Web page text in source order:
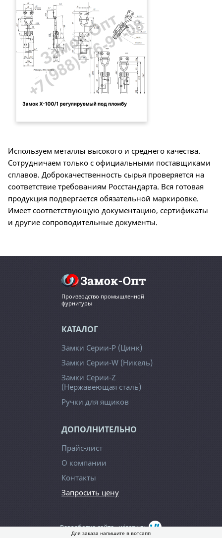
Для заказа напишите в вотсапп
Используем металлы высокого и среднего качества.
Сотрудничаем только с официальными поставщиками
сплавов. Доброкачественность сырья проверяется на
соответствие требованиям Росстандарта. Вся готовая
продукция подвергается обязательной маркировке.
Имеет соответствующую документацию, сертификаты
и другие сопроводительные документы.
Производство промышленной
фурнитуры
КАТАЛОГ
Замки Серии-Р (Цинк)
Замки Серии-W (Никель)
Замки Серии-Z
(Нержавеющая сталь)
Ручки для ящиков
ДОПОЛНИТЕЛЬНО
Прайс-лист
О компании
Контакты
Запросить цену
Разработка сайта -wiserv.ru